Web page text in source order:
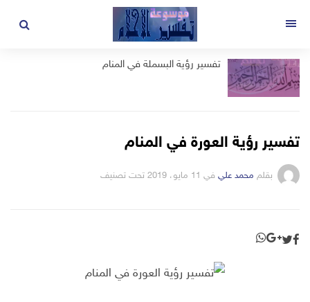
المحتوى
تفسير رؤية البسملة في المنام
تفسير رؤية العورة في المنام
بقلم محمد علي في 11 مايو، 2019 تحت تصنيف